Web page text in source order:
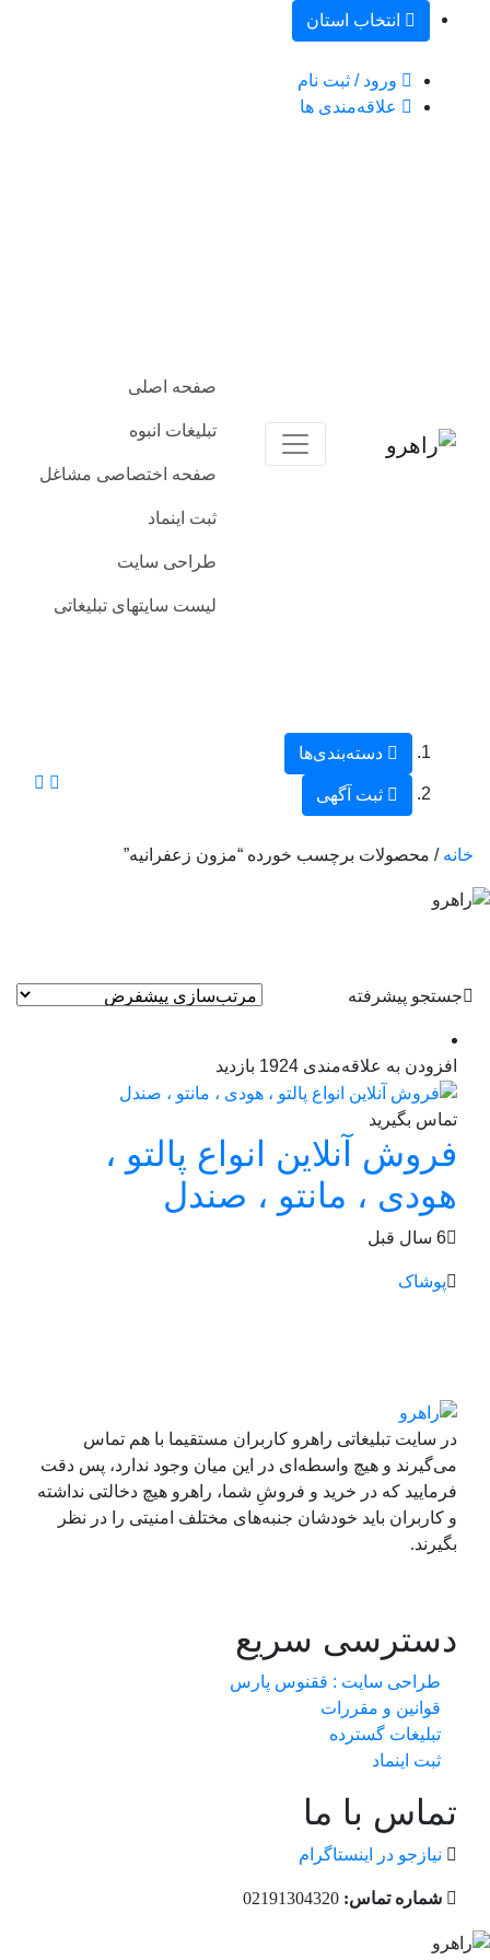
ورود / ثبت نام
علاقه‌مندی ها
صفحه اصلی
تبلیغات انبوه
صفحه اختصاصی مشاغل
ثبت اینماد
طراحی سایت
لیست سایتهای تبلیغاتی
دسته‌بندی‌ها
ثبت آگهی
خانه / محصولات برچسب خورده “مزون زعفرانیه”
جستجو پیشرفته
افزودن به علاقه‌مندی 1924 بازدید
تماس بگیرید
فروش آنلاین انواع پالتو ،
هودی ، مانتو ، صندل
6 سال قبل
پوشاک
در سایت تبلیغاتی راهرو کاربران مستقیما با هم تماس
می‌گیرند و هیچ واسطه‌ای در این میان وجود ندارد، پس دقت
فرمایید که در خرید و فروشِ شما، راهرو هیچ دخالتی نداشته
و کاربران باید خودشان جنبه‌های مختلف امنیتی را در نظر
بگیرند.
دسترسی سریع
طراحی سایت :‌ ققنوس پارس
قوانین و مقررات
تبلیغات گسترده
ثبت اینماد
تماس با ما
نیازجو در اینستاگرام
شماره تماس: 02191304320